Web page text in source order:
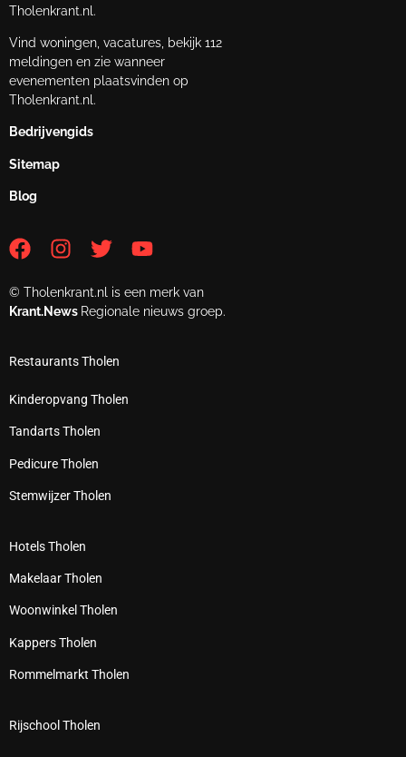
Tholenkrant.nl.
Vind woningen, vacatures, bekijk 112
meldingen en zie wanneer
evenementen plaatsvinden op
Tholenkrant.nl.
Bedrijvengids
Sitemap
Blog
© Tholenkrant.nl is een merk van
Krant.News Regionale nieuws groep.
Restaurants Tholen
Kinderopvang Tholen
Tandarts Tholen
Pedicure Tholen
Stemwijzer Tholen
Hotels Tholen
Makelaar Tholen
Woonwinkel Tholen
Kappers Tholen
Rommelmarkt Tholen
Rijschool Tholen